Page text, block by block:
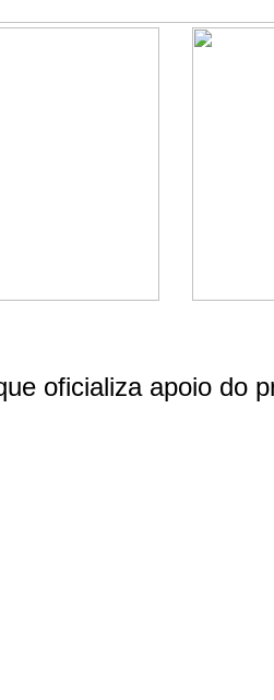
oficializa apoio do